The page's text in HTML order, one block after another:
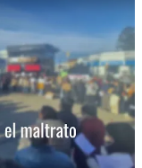
en Maldonado